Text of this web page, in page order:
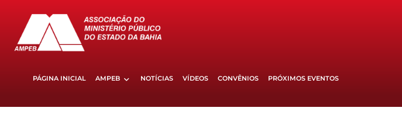
PÁGINA INICIAL AMPEB NOTÍCIAS VÍDEOS CONVÊNIOS PRÓXIMOS EVENTOS